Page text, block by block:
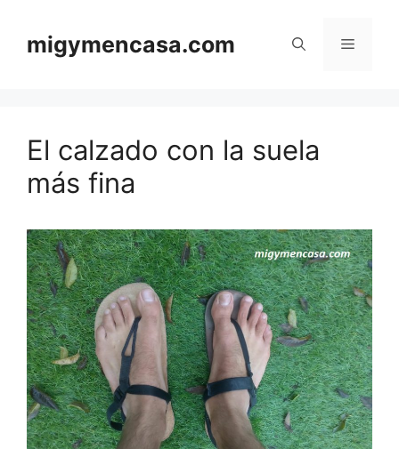
contenido
migymencasa.com Menú
El calzado con la suela
más fina